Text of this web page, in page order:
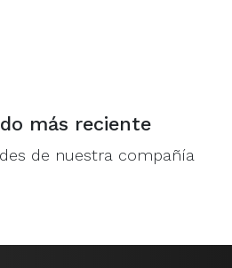
más reciente
de nuestra compañía